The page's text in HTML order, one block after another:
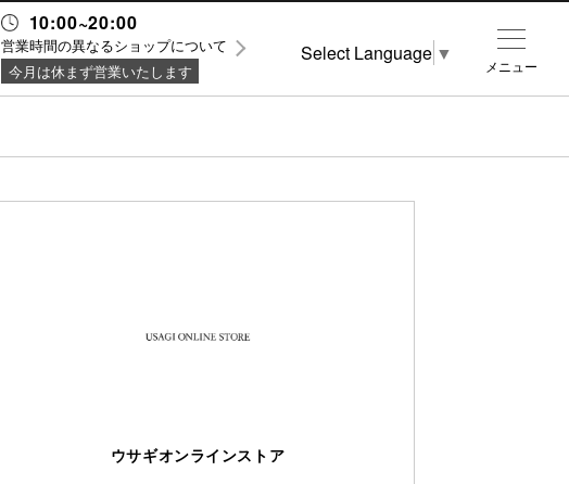
10:00~20:00
営業時間の異なるショップについて
今月は休まず営業いたします
ウサギオンラインストア
メニュー
Select Language ▼